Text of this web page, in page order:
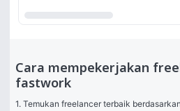
Cara mempekerjakan
fastwork
1. Temukan freelancer terbaik